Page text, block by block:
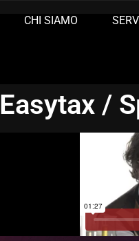
CHI SIAMO
Easytax /